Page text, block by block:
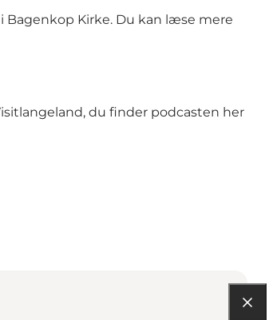
Bagenkop Kirke. Du kan læse mere
du finder podcasten her